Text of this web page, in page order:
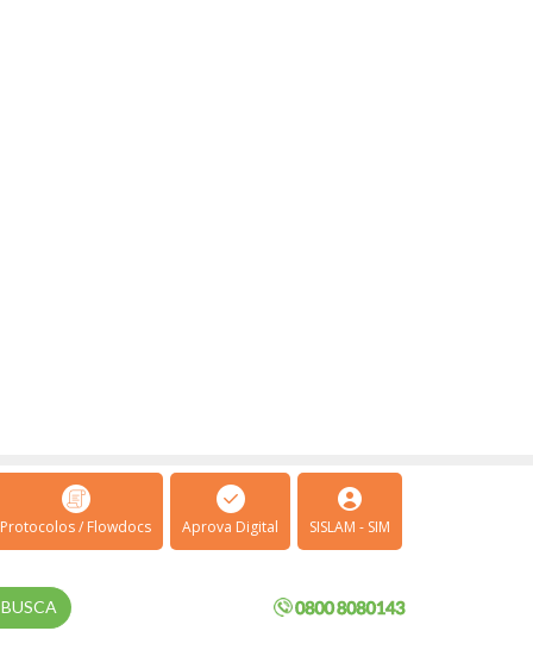
Protocolos / Flowdocs Aprova Digital SISLAM - SIM